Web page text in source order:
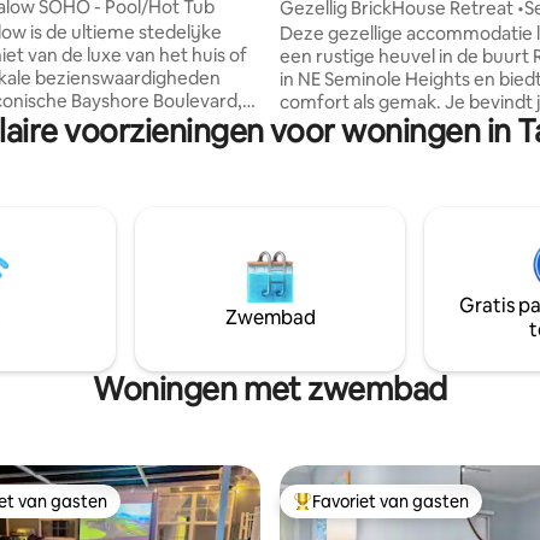
SOHO - Pool/Hot Tub
is de ultieme stedelijke
van de luxe van het huis of
bezienswaardigheden
Bayshore Boulevard,
Park, SOHO, Downtown en
woning is ontworpen met
naar unieke bars op het dak,
en winkels of Uber naar
zoals Water
Arena en de Riverwalk.
Gezellig BrickHouse Retreat
Heights• Tampa
Deze gezellige accommodatie
een rustige heuvel in de buurt
in NE Seminole Heights en
comfort als gemak. Je bevindt
slechts enkele minuten van de
Tampa International Airport,
Orlando. Binnen kom je tot rust
gezellige woonkamer, slaap je
een comfortabel bed en heb je
je nodig hebt voor een
stressvrij verblijf.
voorzieningen voor woningen in
Zwembad
Gratis
Woningen met zwembad
van gasten
van gasten Topfavoriet van gasten
Favoriet van gasten